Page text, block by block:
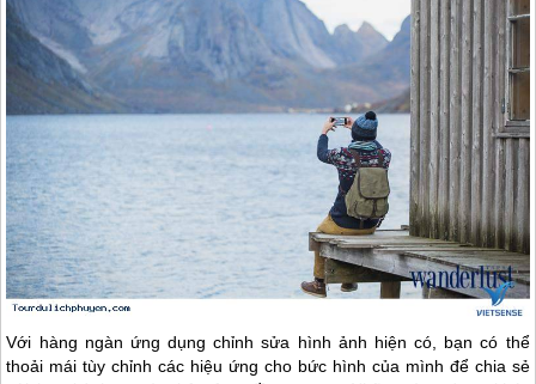
Với hàng ngàn ứng dụng chỉnh sửa hình ảnh hiện có, bạn có thể
thoải mái tùy chỉnh các hiệu ứng cho bức hình của mình để chia sẻ